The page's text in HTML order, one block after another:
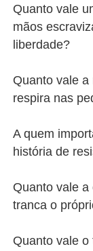
Quanto vale
mãos
liberdade?
Quanto vale
respira nas
A quem
história de
Quanto vale
tranca o
Quanto vale